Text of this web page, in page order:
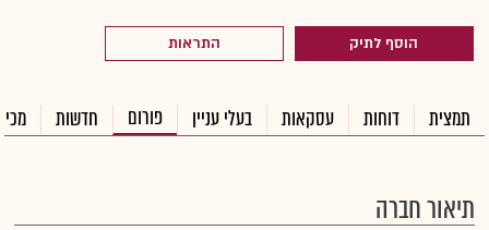
הוסף לתיק התראות
תמצית דוחות עסקאות בעלי עניין פורום חדשות
תיאור חברה